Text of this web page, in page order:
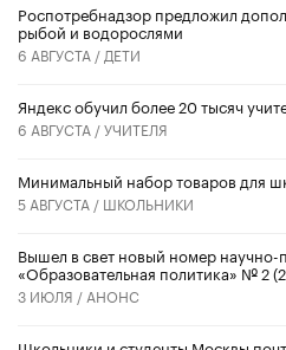
Роспотребнадзор предложил
рыбой и водорослями
6 АВГУСТА / ДЕТИ
​Яндекс обучил более 20 тысяч
6 АВГУСТА /УЧИТЕЛЯ
Минимальный набор товаров для
5 АВГУСТА / ШКОЛЬНИКИ
Вышел в свет новый номер научно-
«Образовательная политика» № 2
3 ИЮЛЯ / АНОНС